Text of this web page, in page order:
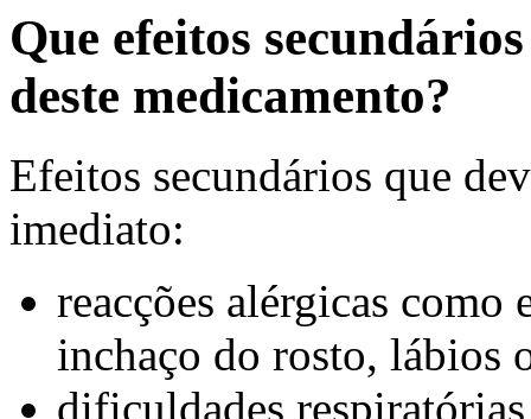
Que efeitos
deste medicamento?
Efeitos secundários que
imediato:
reacções alérgicas como
inchaço do rosto, lábios
dificuldades respiratórias